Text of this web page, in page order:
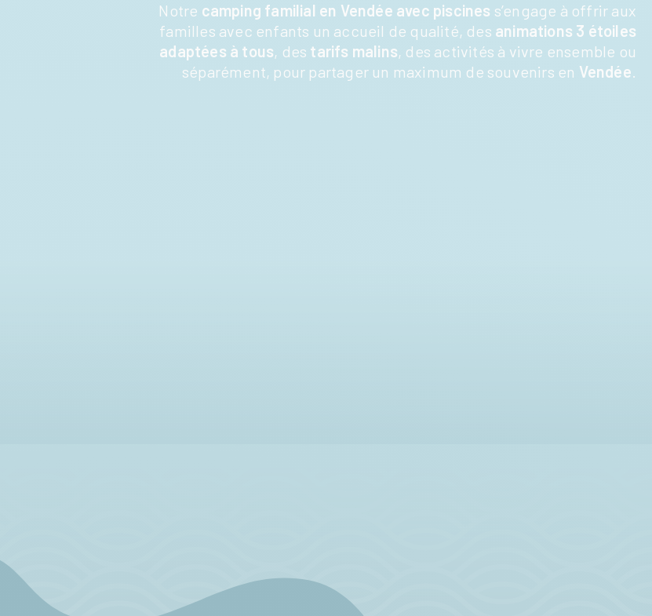
Notre camping familial en Vendée avec piscines s’engage à offrir aux
familles avec enfants un accueil de qualité, des animations 3 étoiles
adaptées à tous, des tarifs malins, des activités à vivre ensemble ou
séparément, pour partager un maximum de souvenirs en Vendée.